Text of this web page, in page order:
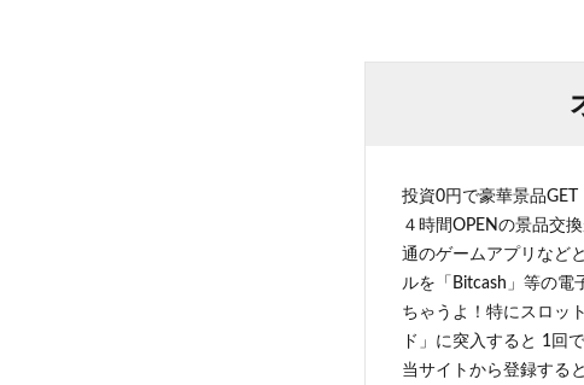
投資0円で豪華景品
４時間OPENの景品交
通のゲームアプリなど
ルを「Bitcash」等の電
ちゃうよ！特にスロッ
ド」に突入すると 1回
当サイトから登録する